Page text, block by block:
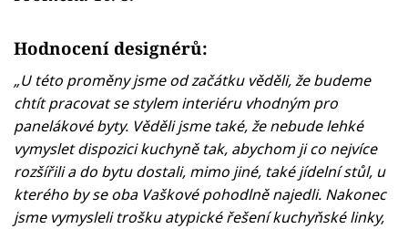
Hodnocení designérů:
„U této proměny jsme od začátku věděli, že budeme
chtít pracovat se stylem interiéru vhodným pro
panelákové byty. Věděli jsme také, že nebude lehké
vymyslet dispozici kuchyně tak, abychom ji co nejvíce
rozšířili a do bytu dostali, mimo jiné, také jídelní stůl, u
kterého by se oba Vaškové pohodlně najedli. Nakonec
jsme vymysleli trošku atypické řešení kuchyňské linky,